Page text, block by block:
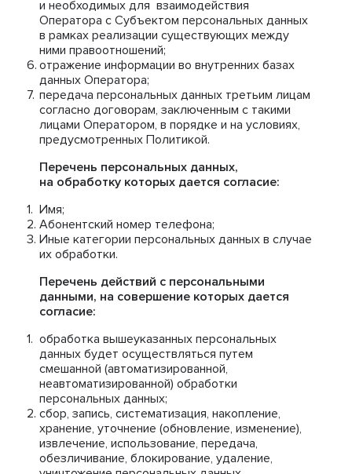
и необходимых для взаимодействия
Оператора с Субъектом персональных данных
в рамках реализации существующих между
ними правоотношений;
отражение информации во внутренних базах
данных Оператора;
передача персональных данных третьим лицам
согласно договорам, заключенным с такими
лицами Оператором, в порядке и на условиях,
предусмотренных Политикой.
Перечень персональных данных,
на обработку которых дается согласие:
Имя;
Абонентский номер телефона;
Иные категории персональных данных в случае
их обработки.
Перечень действий с персональными
данными, на совершение которых дается
согласие:
обработка вышеуказанных персональных
данных будет осуществляться путем
смешанной (автоматизированной,
неавтоматизированной) обработки
персональных данных;
сбор, запись, систематизация, накопление,
хранение, уточнение (обновление, изменение),
извлечение, использование, передача,
обезличивание, блокирование, удаление,